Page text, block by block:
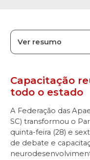
Ver resumo
Capacitação
todo o estado
A Federação das
SC) transformou o
quinta-feira (28) e
de debate e